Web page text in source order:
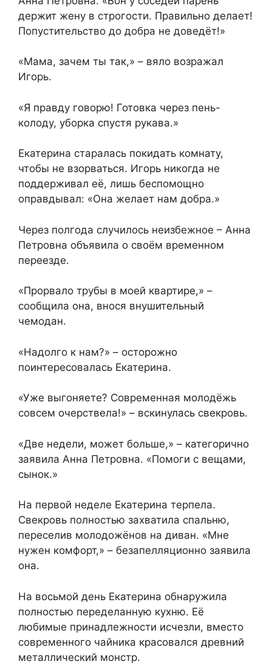
держит жену в строгости. Правильно делает!
Попустительство до добра не доведёт!»
«Мама, зачем ты так,» – вяло возражал
Игорь.
«Я правду говорю! Готовка через пень-
колоду, уборка спустя рукава.»
Екатерина старалась покидать комнату,
чтобы не взорваться. Игорь никогда не
поддерживал её, лишь беспомощно
оправдывал: «Она желает нам добра.»
Через полгода случилось неизбежное – Анна
Петровна объявила о своём временном
переезде.
«Прорвало трубы в моей квартире,» –
сообщила она, внося внушительный
чемодан.
«Надолго к нам?» – осторожно
поинтересовалась Екатерина.
«Уже выгоняете? Современная молодёжь
совсем очерствела!» – вскинулась свекровь.
«Две недели, может больше,» – категорично
заявила Анна Петровна. «Помоги с вещами,
сынок.»
На первой неделе Екатерина терпела.
Свекровь полностью захватила спальню,
переселив молодожёнов на диван. «Мне
нужен комфорт,» – безапелляционно заявила
она.
На восьмой день Екатерина обнаружила
полностью переделанную кухню. Её
любимые принадлежности исчезли, вместо
современного чайника красовался древний
металлический монстр.